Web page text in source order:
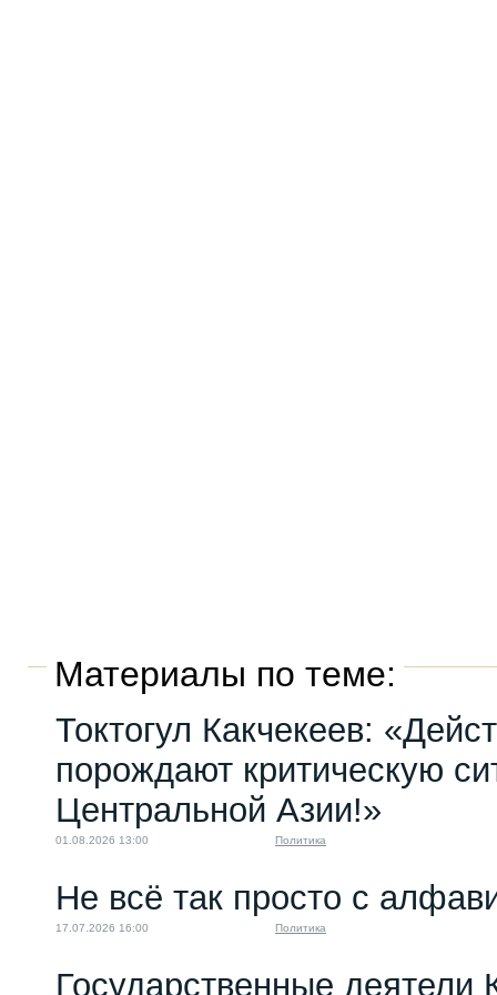
Материалы по теме:
Токтогул Какчекеев:
порождают критическую
Центральной Азии!»
01.08.2026 13:00 Политика
Не всё так просто с
17.07.2026 16:00 Политика
Государственные деятели